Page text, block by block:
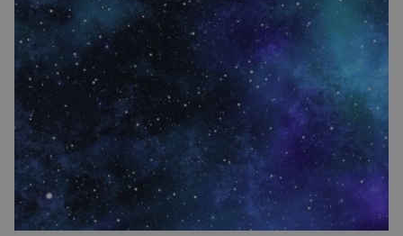
Měření provedená přístrojem Sherloc,
umístěném na roveru Perseverance,
identifikovala organický uhlík v jílovcích z
výchozů, což jsou vyhaslé podzemní lávové
proudy vystupující na povrch, sopky […]